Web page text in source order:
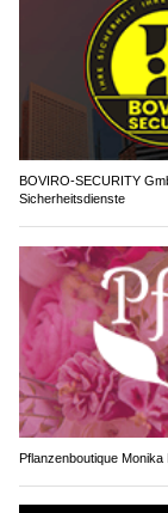
BOVIRO-SECURITY
Sicherheitsdienste
Pflanzenboutique